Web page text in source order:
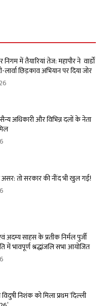
में तैयारियां तेज: महापौर ने वार्डों
छिड़काव अभियान पर दिया जोर
अधिकारी और विभिन्न दलों के नेता
तो सरकार की नींद भी खुल गई!
अदम्य साहस के प्रतीक निर्मल पुर्जी
में भावपूर्ण श्रद्धांजलि सभा आयोजित
निशंक को मिला प्रथम ‘दिल्ली